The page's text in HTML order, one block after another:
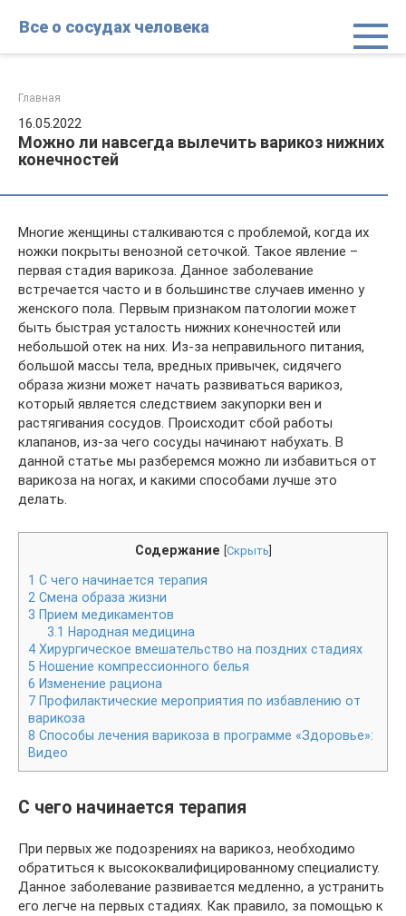
Все о сосудах человека
Главная
16.05.2022
Можно ли навсегда вылечить варикоз нижних
конечностей
Многие женщины сталкиваются с проблемой, когда их
ножки покрыты венозной сеточкой. Такое явление –
первая стадия варикоза. Данное заболевание
встречается часто и в большинстве случаев именно у
женского пола. Первым признаком патологии может
быть быстрая усталость нижних конечностей или
небольшой отек на них. Из-за неправильного питания,
большой массы тела, вредных привычек, сидячего
образа жизни может начать развиваться варикоз,
который является следствием закупорки вен и
растягивания сосудов. Происходит сбой работы
клапанов, из-за чего сосуды начинают набухать. В
данной статье мы разберемся можно ли избавиться от
варикоза на ногах, и какими способами лучше это
делать.
Содержание Скрыть
1 С чего начинается терапия
2 Смена образа жизни
3 Прием медикаментов
3.1 Народная медицина
4 Хирургическое вмешательство на поздних стадиях
5 Ношение компрессионного белья
6 Изменение рациона
7 Профилактические мероприятия по избавлению от
варикоза
8 Способы лечения варикоза в программе «Здоровье»:
Видео
С чего начинается терапия
При первых же подозрениях на варикоз, необходимо
обратиться к высококвалифицированному специалисту.
Данное заболевание развивается медленно, а устранить
его легче на первых стадиях. Как правило, за помощью к